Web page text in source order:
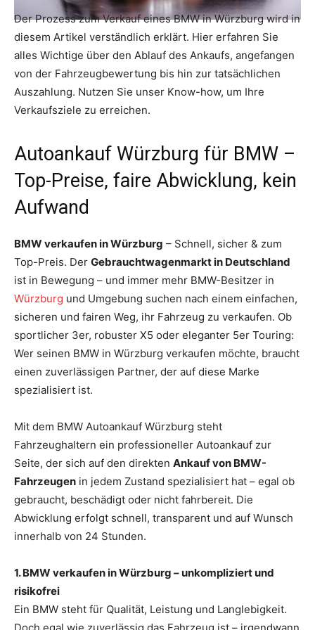
Der Prozess zum Verkauf eines BMW in Würzburg wird in
diesem Artikel verständlich erklärt. Hier erfahren Sie
alles Wichtige über den Ablauf des Ankaufs, angefangen
von der Fahrzeugbewertung bis hin zur tatsächlichen
Auszahlung. Nutzen Sie unser Know-how, um Ihre
Verkaufsziele zu erreichen.
Autoankauf Würzburg für BMW –
Top-Preise, faire Abwicklung, kein
Aufwand
BMW verkaufen in Würzburg – Schnell, sicher & zum
Top-Preis. Der Gebrauchtwagenmarkt in Deutschland
ist in Bewegung – und immer mehr BMW-Besitzer in
Würzburg und Umgebung suchen nach einem einfachen,
sicheren und fairen Weg, ihr Fahrzeug zu verkaufen. Ob
sportlicher 3er, robuster X5 oder eleganter 5er Touring:
Wer seinen BMW in Würzburg verkaufen möchte, braucht
einen zuverlässigen Partner, der auf diese Marke
spezialisiert ist.
Mit dem BMW Autoankauf Würzburg steht
Fahrzeughaltern ein professioneller Autoankauf zur
Seite, der sich auf den direkten Ankauf von BMW-
Fahrzeugen in jedem Zustand spezialisiert hat – egal ob
gebraucht, beschädigt oder nicht fahrbereit. Die
Abwicklung erfolgt schnell, transparent und auf Wunsch
innerhalb von 24 Stunden.
1. BMW verkaufen in Würzburg – unkompliziert und
risikofrei
Ein BMW steht für Qualität, Leistung und Langlebigkeit.
Doch egal wie zuverlässig das Fahrzeug ist – irgendwann